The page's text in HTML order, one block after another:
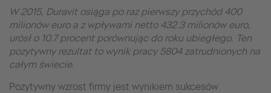
W 2015, Duravit osiąga po raz pierwszy przychód 400
milionów euro a z wpływami netto 432.3 milionów euro,
urósł o 10.7 procent porównując do roku ubiegłego. Ten
pozytywny rezultat to wynik pracy 5804 zatrudnionych na
całym świecie.
Pozytywny wzrost firmy jest wynikiem sukcesów